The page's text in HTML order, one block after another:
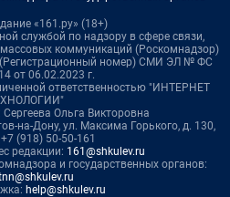
«161.ру» (18+)
службой по надзору в сфере связи,
коммуникаций (Роскомнадзор)
(Регистрационный номер) СМИ ЭЛ № ФС
от 06.02.2023 г.
ответственностью "ИНТЕРНЕТ
Ольга Викторовна
на-Дону, ул. Максима Горького, д. 130,
(918) 50-50-161
редакции: 161@shkulev.ru
и государственных органов:
help@shkulev.ru